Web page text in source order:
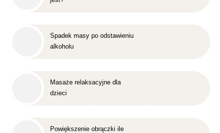
Spadek masy po odstawieniu
alkoholu
Masaże relaksacyjne dla
dzieci
Powiększenie obrączki ile